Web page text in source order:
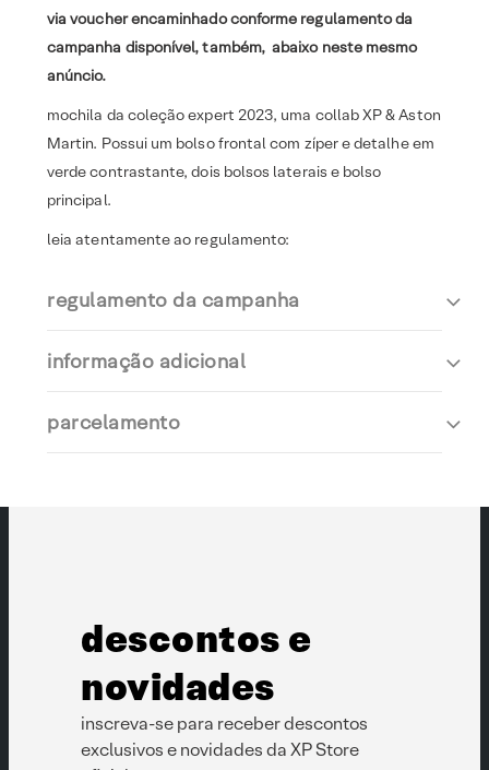
via voucher encaminhado conforme regulamento da
campanha disponível, também, abaixo neste mesmo
anúncio.
mochila da coleção expert 2023, uma collab XP & Aston
Martin. Possui um bolso frontal com zíper e detalhe em
verde contrastante, dois bolsos laterais e bolso
principal.
leia atentamente ao regulamento:
regulamento da campanha
informação adicional
parcelamento
descontos e
novidades
inscreva-se para receber descontos
exclusivos e novidades da XP Store